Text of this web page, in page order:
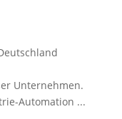
Unternehmen.
Automation ...